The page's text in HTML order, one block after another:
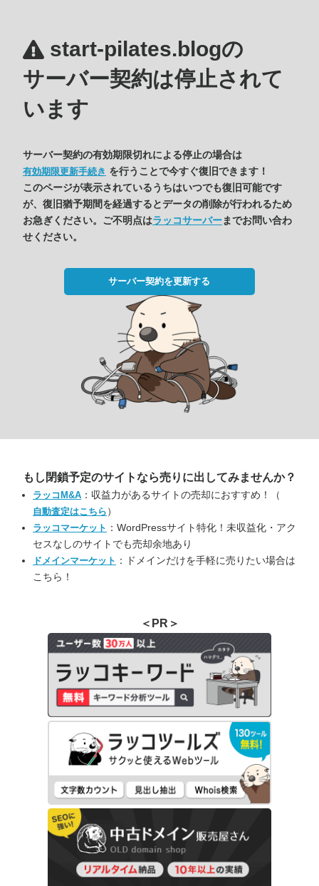
start-pilates.blogの
サーバー契約は停止されて
います
サーバー契約の有効期限切れによる停止の場合は
有効期限更新手続き を行うことで今すぐ復旧できます！
このページが表示されているうちはいつでも復旧可能です
が、復旧猶予期間を経過するとデータの削除が行われるため
お急ぎください。ご不明点はラッコサーバーまでお問い合わ
せください。
サーバー契約を更新する
もし閉鎖予定のサイトなら売りに出してみませんか？
ラッコM&A ：収益力があるサイトの売却におすすめ！（
自動査定はこちら ）
ラッコマーケット ：WordPressサイト特化！未収益化・アク
セスなしのサイトでも売却余地あり
ドメインマーケット ：ドメインだけを手軽に売りたい場合は
こちら！
＜PR＞